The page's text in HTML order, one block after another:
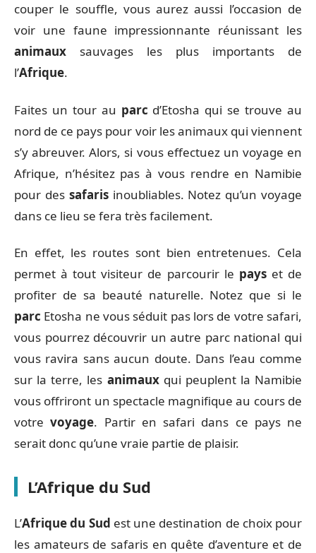
couper le souffle, vous aurez aussi l’occasion de
voir une faune impressionnante réunissant les
animaux sauvages les plus importants de
l’Afrique.
Faites un tour au parc d’Etosha qui se trouve au
nord de ce pays pour voir les animaux qui viennent
s’y abreuver. Alors, si vous effectuez un voyage en
Afrique, n’hésitez pas à vous rendre en Namibie
pour des safarisinoubliables. Notez qu’un voyage
dans ce lieu se fera très facilement.
En effet, les routes sont bien entretenues. Cela
permet à tout visiteur de parcourir le payset de
profiter de sa beauté naturelle. Notez que si le
parc Etosha ne vous séduit pas lors de votre safari,
vous pourrez découvrir un autre parc national qui
vous ravira sans aucun doute. Dans l’eau comme
sur la terre, les animauxqui peuplent la Namibie
vous offriront un spectacle magnifique au cours de
votrevoyage. Partir en safari dans ce pays ne
serait donc qu’une vraie partie de plaisir.
L’Afrique du Sud
L’Afrique du Sud est une destination de choix pour
les amateurs de safaris en quête d’aventure et de